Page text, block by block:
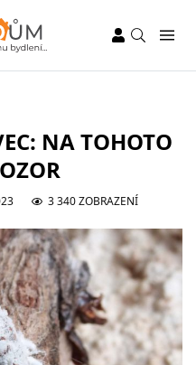
NA TOHOTO
3 340 ZOBRAZENÍ